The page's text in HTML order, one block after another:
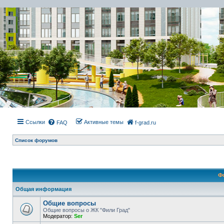
Ссылки FAQ Активные темы f-grad.ru
Список форумов
Общая информация
Общие вопросы
Общие вопросы о ЖК "Фили Град"
Модератор: Ser